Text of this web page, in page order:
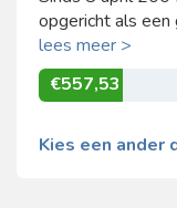
opgericht als een
lees meer >
€557,53
Kies een ander